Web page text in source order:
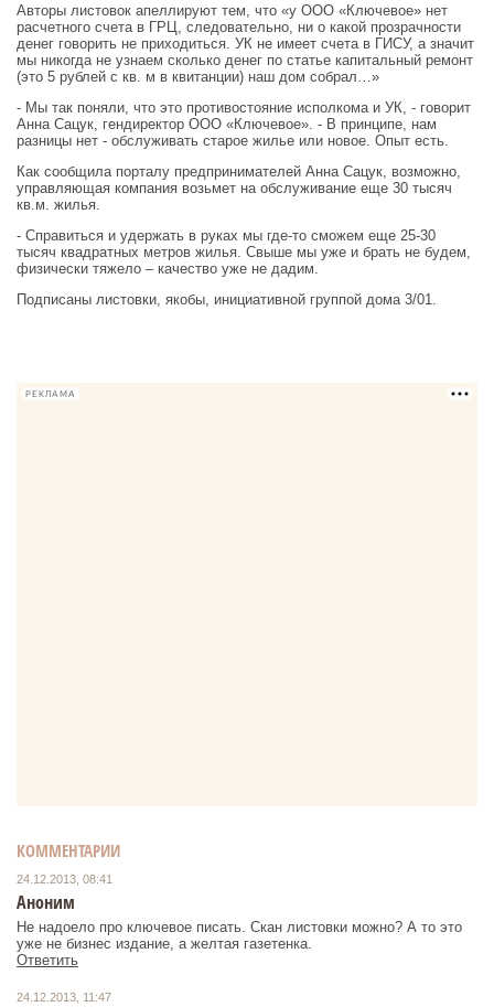
Авторы листовок апеллируют тем, что «у ООО «Ключевое» нет
расчетного счета в ГРЦ, следовательно, ни о какой прозрачности
денег говорить не приходиться. УК не имеет счета в ГИСУ, а значит
мы никогда не узнаем сколько денег по статье капитальный ремонт
(это 5 рублей с кв. м в квитанции) наш дом собрал…»
- Мы так поняли, что это противостояние исполкома и УК, - говорит
Анна Сацук, гендиректор ООО «Ключевое». - В принципе, нам
разницы нет - обслуживать старое жилье или новое. Опыт есть.
Как сообщила порталу предпринимателей Анна Сацук, возможно,
управляющая компания возьмет на обслуживание еще 30 тысяч
кв.м. жилья.
- Справиться и удержать в руках мы где-то сможем еще 25-30
тысяч квадратных метров жилья. Свыше мы уже и брать не будем,
физически тяжело – качество уже не дадим.
Подписаны листовки, якобы, инициативной группой дома 3/01.
РЕКЛАМА
КОММЕНТАРИИ
24.12.2013, 08:41
Аноним
Не надоело про ключевое писать. Скан листовки можно? А то это
уже не бизнес издание, а желтая газетенка.
Ответить
24.12.2013, 11:47